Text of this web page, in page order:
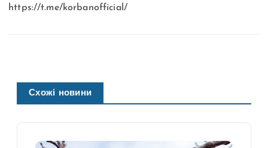
https://t.me/korbanofficial/
Схожі новини